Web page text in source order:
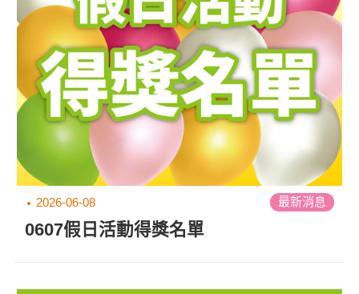
2026-06-08 最新消息
0607假日活動得獎名單